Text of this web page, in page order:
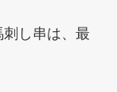
し串は、最